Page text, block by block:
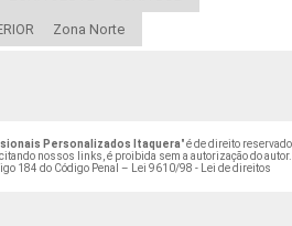
Zona Norte
Personalizados Itaquera" é de direito
nossos links, é proibida sem a autorização do autor.
184 do Código Penal –
Lei 9610/98 - Lei de direitos